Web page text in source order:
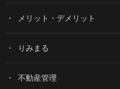
メリット・デメリット
りみまる
不動産管理